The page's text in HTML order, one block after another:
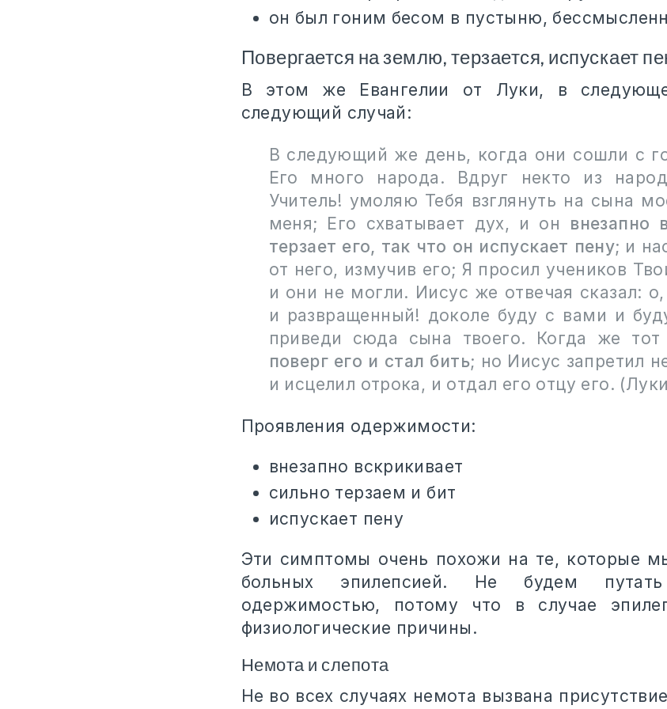
он был гоним бесом в пустыню,
Повергается на землю, терзается, испускает
В этом же Евангелии от Луки, в
следующий случай:
В следующий же день, когда они сошли с
Его много народа. Вдруг некто из
Учитель! умоляю Тебя взглянуть на сына
меня; Его схватывает дух, и он внезапно
терзает его, так что он испускает пену; и
от него, измучив его; Я просил учеников
и они не могли. Иисус же отвечая сказал:
и развращенный! доколе буду с вами и
приведи сюда сына твоего. Когда же
поверг его и стал бить; но Иисус запретил
и исцелил отрока, и отдал его отцу его.
Проявления одержимости:
внезапно вскрикивает
сильно терзаем и бит
испускает пену
Эти симптомы очень похожи на те, которые
больных эпилепсией. Не будем
одержимостью, потому что в случае
физиологические причины.
Немота и слепота
Не во всех случаях немота вызвана